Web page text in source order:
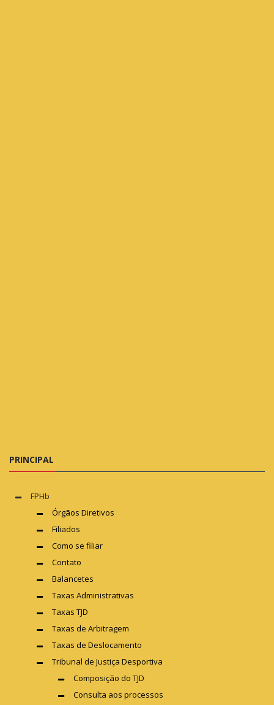
PRINCIPAL
FPHb
Órgãos Diretivos
Filiados
Como se filiar
Contato
Balancetes
Taxas Administrativas
Taxas TJD
Taxas de Arbitragem
Taxas de Deslocamento
Tribunal de Justiça Desportiva
Composição do TJD
Consulta aos processos